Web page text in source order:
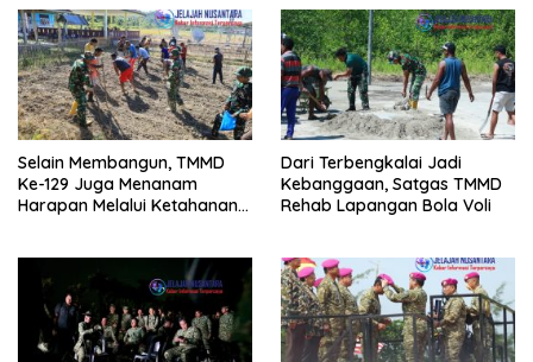
Selain Membangun, TMMD
Ke-129 Juga Menanam
Harapan Melalui Ketahanan
Dari Terbengkalai Jadi
Kebanggaan, Satgas TMMD
Rehab Lapangan Bola Voli